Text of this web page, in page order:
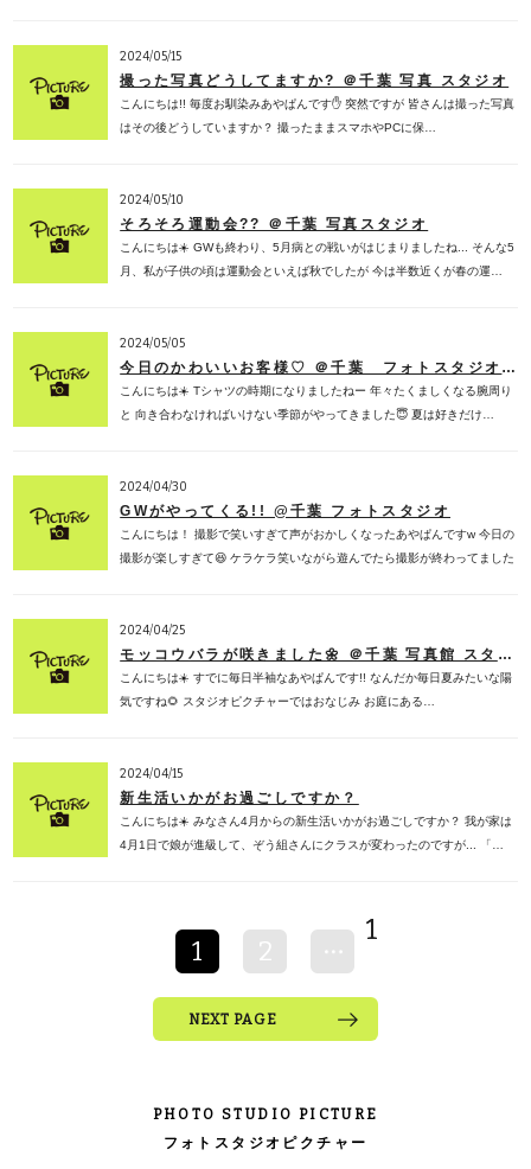
2024/05/15
撮った写真どうしてますか? ＠千葉 写真 スタジオ
こんにちは!! 毎度お馴染みあやぱんです✋ 突然ですが 皆さんは撮った写真
はその後どうしていますか？ 撮ったままスマホやPCに保…
2024/05/10
そろそろ運動会?? ＠千葉 写真スタジオ
こんにちは☀️ GWも終わり、5月病との戦いがはじまりましたね... そんな5
月、私が子供の頃は運動会といえば秋でしたが 今は半数近くが春の運…
2024/05/05
今日のかわいいお客様♡ ＠千葉 フォトスタジオ
こんにちは☀️ Tシャツの時期になりましたねー 年々たくましくなる腕周り
と 向き合わなければいけない季節がやってきました😇 夏は好きだけ…
2024/04/30
GWがやってくる!! @千葉 フォトスタジオ
こんにちは！ 撮影で笑いすぎて声がおかしくなったあやぱんですw 今日の
撮影が楽しすぎて😆 ケラケラ笑いながら遊んでたら撮影が終わってました
2024/04/25
モッコウバラが咲きました🌼 ＠千葉 写真館 スタジオ
こんにちは☀️ すでに毎日半袖なあやぱんです!! なんだか毎日夏みたいな陽
気ですね🌻 スタジオピクチャーではおなじみ お庭にある…
2024/04/15
新生活いかがお過ごしですか？
こんにちは☀️ みなさん4月からの新生活いかがお過ごしですか？ 我が家は
4月1日で娘が進級して、ぞう組さんにクラスが変わったのですが... 「…
1 2
NEXT PAGE
PHOTO STUDIO PICTURE
フォトスタジオピクチャー